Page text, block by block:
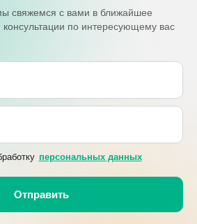
свяжемся с вами в ближайшее
по интересующему вас
персональных данных